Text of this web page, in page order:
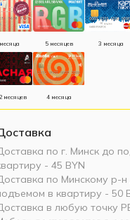
5 месяцев 3 месяца
месяцев 4 месяца
по г. Минск до
- 45 BYN
по Минскому р-
в квартиру - 50
в любую точку